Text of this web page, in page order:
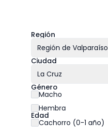
Región
Región de Valparaíso
Ciudad
La Cruz
Género
Macho
Hembra
Edad
Cachorro (0-1 año)